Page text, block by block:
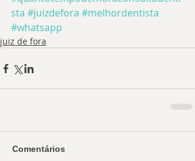
sta #juizdefora #melhordentista
#whatsapp
juiz de fora
Comentários